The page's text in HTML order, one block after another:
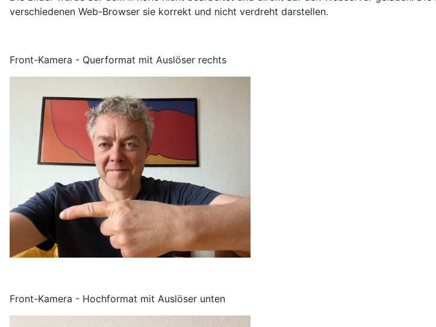
verschiedenen Web-Browser sie korrekt und nicht verdreht darstellen.
Front-Kamera - Querformat mit Auslöser rechts
Front-Kamera - Hochformat mit Auslöser unten